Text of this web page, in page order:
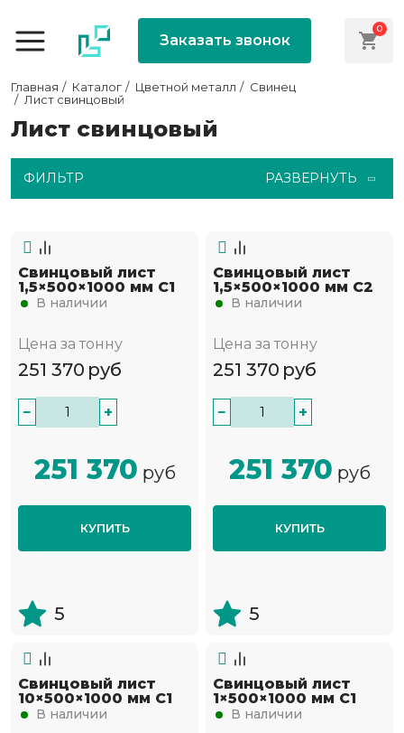
Заказать звонок
0
Главная Каталог Цветной металл
Свинец
Лист свинцовый
Лист свинцовый
ФИЛЬТР РАЗВЕРНУТЬ
Свинцовый лист
1,5×500×1000 мм С1
В наличии
Цена за тонну
251 370 руб
− +
251 370 руб
КУПИТЬ
5
Свинцовый лист
1,5×500×1000 мм С2
В наличии
Цена за тонну
251 370 руб
− +
251 370 руб
КУПИТЬ
5
Свинцовый лист
10×500×1000 мм С1
В наличии
Свинцовый лист
1×500×1000 мм С1
В наличии